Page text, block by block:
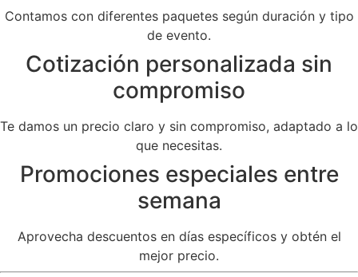
Contamos con diferentes paquetes según duración y tipo
de evento.
Cotización personalizada sin
compromiso
Te damos un precio claro y sin compromiso, adaptado a lo
que necesitas.
Promociones especiales entre
semana
Aprovecha descuentos en días específicos y obtén el
mejor precio.